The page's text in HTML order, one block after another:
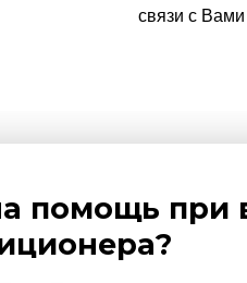
связи с Вами
помощь при